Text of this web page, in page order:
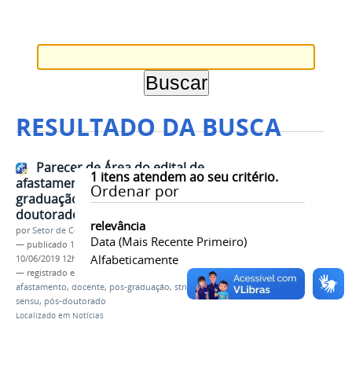
RESULTADO DA BUSCA
1 itens atendem ao seu critério.
Ordenar por
relevância
Data (mais Recente Primeiro)
Alfabeticamente
Parecer de Área do edital de
afastamento docente para pós-
graduação stricto sensu e pós-
doutorado
porSetor de Comunicação
— publicado 10/06/2019 —última modificação
10/06/2019 12h52
— registrado em:
edital 005/2019,
afastamento, docente, pós-graduação, stricto
sensu, pós-doutorado
Localizado em Notícias